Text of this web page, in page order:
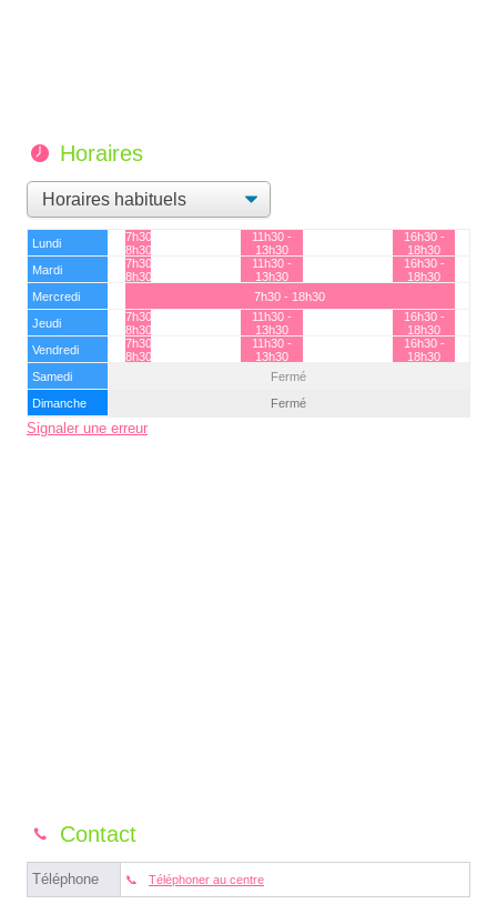
Horaires
Lundi
7h30 -
8h30
11h30 -
13h30
16h30 -
18h30
Mardi
7h30 -
8h30
11h30 -
13h30
16h30 -
18h30
Mercredi
7h30 - 18h30
Jeudi
7h30 -
8h30
11h30 -
13h30
16h30 -
18h30
Vendredi
7h30 -
8h30
11h30 -
13h30
16h30 -
18h30
Samedi
Fermé
Dimanche
Fermé
Signaler une erreur
Contact
Téléphone Téléphoner au centre